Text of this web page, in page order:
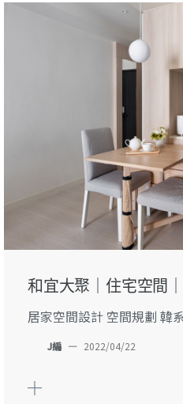
和宜大聚｜住宅空間
居家空間設計 空間規劃 韓
J編 — 2022/04/22